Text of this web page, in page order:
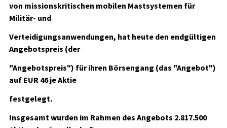
von missionskritischen mobilen Mastsystemen für
Militär- und
Verteidigungsanwendungen, hat heute den endgültigen
Angebotspreis (der
"Angebotspreis") für ihren Börsengang (das "Angebot")
auf EUR 46 je Aktie
festgelegt.
Insgesamt wurden im Rahmen des Angebots 2.817.500